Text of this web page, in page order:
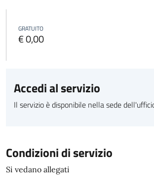
GRATUITO
€ 0,00
Accedi al servizio
Il servizio è disponibile nella sede
Condizioni di servizio
Si vedano allegati